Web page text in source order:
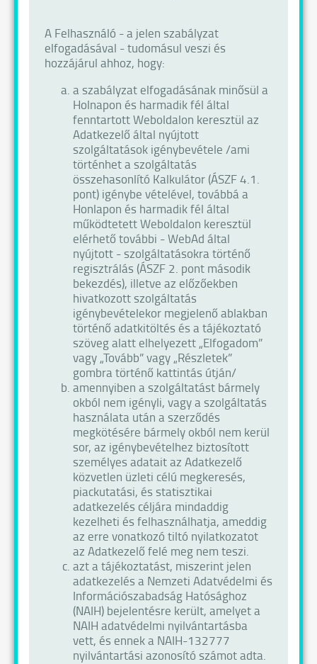
A Felhasználó - a jelen szabályzat
elfogadásával - tudomásul veszi és
hozzájárul ahhoz, hogy:
a szabályzat elfogadásának minősül a
Holnapon és harmadik fél által
fenntartott Weboldalon keresztül az
Adatkezelő által nyújtott
szolgáltatások igénybevétele /ami
történhet a szolgáltatás
összehasonlító Kalkulátor (ÁSZF 4.1.
pont) igénybe vételével, továbbá a
Honlapon és harmadik fél által
működtetett Weboldalon keresztül
elérhető további - WebAd által
nyújtott - szolgáltatásokra történő
regisztrálás (ÁSZF 2. pont második
bekezdés), illetve az előzőekben
hivatkozott szolgáltatás
igénybevételekor megjelenő ablakban
történő adatkitöltés és a tájékoztató
szöveg alatt elhelyezett „Elfogadom”
vagy „Tovább” vagy „Részletek”
gombra történő kattintás útján/
amennyiben a szolgáltatást bármely
okból nem igényli, vagy a szolgáltatás
használata után a szerződés
megkötésére bármely okból nem kerül
sor, az igénybevételhez biztosított
személyes adatait az Adatkezelő
közvetlen üzleti célú megkeresés,
piackutatási, és statisztikai
adatkezelés céljára mindaddig
kezelheti és felhasználhatja, ameddig
az erre vonatkozó tiltó nyilatkozatot
az Adatkezelő felé meg nem teszi.
azt a tájékoztatást, miszerint jelen
adatkezelés a Nemzeti Adatvédelmi és
Információszabadság Hatósághoz
(NAIH) bejelentésre került, amelyet a
NAIH adatvédelmi nyilvántartásba
vett, és ennek a NAIH-132777
nyilvántartási azonosító számot adta.